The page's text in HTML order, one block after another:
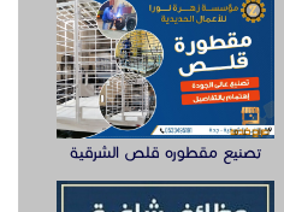
تصنيع مقطوره قلص الشرقية